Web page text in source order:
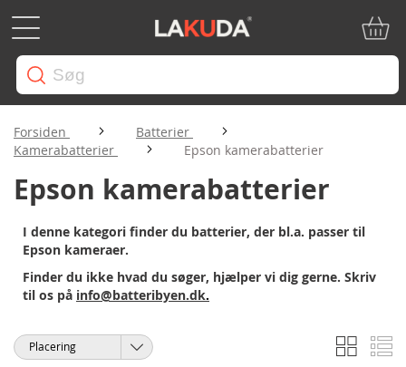
Forsiden
Batterier
Kamerabatterier
Epson kamerabatterier
Epson kamerabatterier
I denne kategori finder du batterier, der bl.a. passer til
Epson kameraer.
Finder du ikke hvad du søger, hjælper vi dig gerne. Skriv
til os på info@batteribyen.dk.
Vis
som
Gitter
Sorter